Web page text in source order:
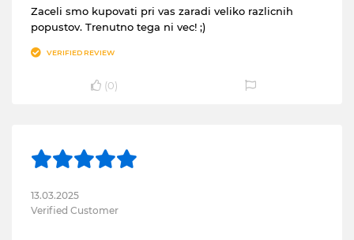
Zaceli smo kupovati pri vas zaradi veliko razlicnih
popustov. Trenutno tega ni vec! ;)
VERIFIED REVIEW
(0)
13.03.2025
Verified Customer